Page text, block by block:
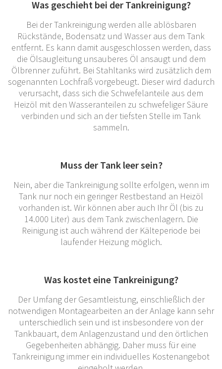
Was geschieht bei der Tankreinigung?
Bei der Tankreinigung werden alle ablösbaren
Rückstände, Bodensatz und Wasser aus dem Tank
entfernt. Es kann damit ausgeschlossen werden, dass
die Ölsaugleitung unsauberes Öl ansaugt und dem
Ölbrenner zuführt. Bei Stahltanks wird zusätzlich dem
sogenannten Lochfraß vorgebeugt. Dieser wird dadurch
verursacht, dass sich die Schwefelanteile aus dem
Heizöl mit den Wasseranteilen zu schwefeliger Säure
verbinden und sich an der tiefsten Stelle im Tank
sammeln.
Muss der Tank leer sein?
Nein, aber die Tankreinigung sollte erfolgen, wenn im
Tank nur noch ein geringer Restbestand an Heizöl
vorhanden ist. Wir können aber auch Ihr Öl (bis zu
14.000 Liter) aus dem Tank zwischenlagern. Die
Reinigung ist auch während der Kälteperiode bei
laufender Heizung möglich.
Was kostet eine Tankreinigung?
Der Umfang der Gesamtleistung, einschließlich der
notwendigen Montagearbeiten an der Anlage kann sehr
unterschiedlich sein und ist insbesondere von der
Tankbauart, dem Anlagenzustand und den örtlichen
Gegebenheiten abhängig. Daher muss für eine
Tankreinigung immer ein individuelles Kostenangebot